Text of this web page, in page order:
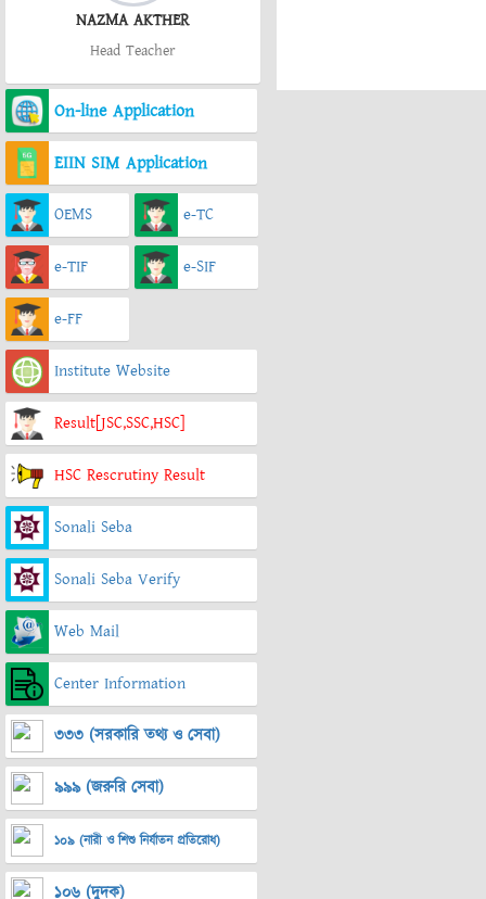
NAZMA AKTHER
Head Teacher
On-line Application
EIIN SIM Application
OEMS e-TC
e-TIF e-SIF
e-FF
Institute Website
Result[JSC,SSC,HSC]
HSC Rescrutiny Result
Sonali Seba
Sonali Seba Verify
Web Mail
Center Information
৩৩৩ (সরকারি তথ্য ও সেবা)
৯৯৯ (জরুরি সেবা)
১০৯ (নারী ও শিশু নির্যাতন প্রতিরোধ)
১০৬ (দুদক)